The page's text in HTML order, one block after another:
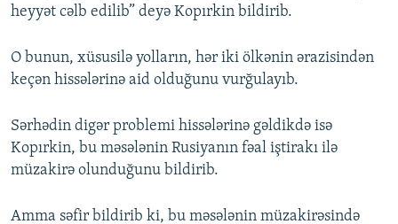
heyyət cəlb edilib” deyə Kopırkin bildirib.
O bunun, xüsusilə yolların, hər iki ölkənin ərazisindən
keçən hissələrinə aid olduğunu vurğulayıb.
Sərhədin digər problemi hissələrinə gəldikdə isə
Kopırkin, bu məsələnin Rusiyanın fəal iştirakı ilə
müzakirə olunduğunu bildirib.
Amma səfir bildirib ki, bu məsələnin müzakirəsində